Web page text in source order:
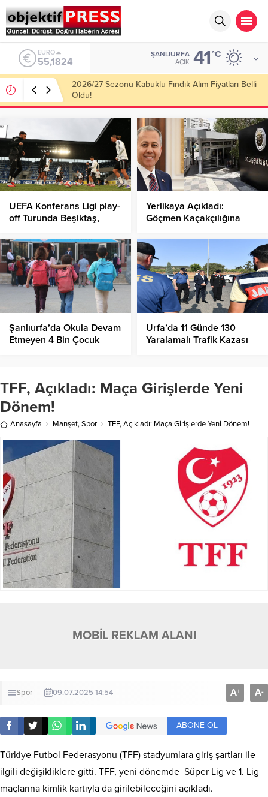
ALTIN
6.662,10
ŞANLIURFA
AÇIK 41°C
Haliliye Belediyesi Her Gün 4 Bin 898 Kişiye Sıcak
Yemek Ulaştırıyor!
UEFA Konferans Ligi play-
off Turunda Beşiktaş,
Oluyor!
Yerlikaya Açıkladı:
Göçmen Kaçakçılığına
Şanlıurfa’da Okula Devam
Etmeyen 4 Bin Çocuk
Urfa’da 11 Günde 130
Yaralamalı Trafik Kazası
TFF, Açıkladı: Maça Girişlerde Yeni
Dönem!
Anasayfa Manşet,Spor TFF, Açıkladı: Maça Girişlerde Yeni Dönem!
MOBİL REKLAM ALANI
Spor 09.07.2025 14:54 A+ A-
ABONE OL
Türkiye Futbol Federasyonu (TFF) stadyumlara giriş şartları ile
ilgili değişikliklere gitti. TFF, yeni dönemde Süper Lig ve 1. Lig
maçlarına kimlik kartıyla da girilebileceğini açıkladı.